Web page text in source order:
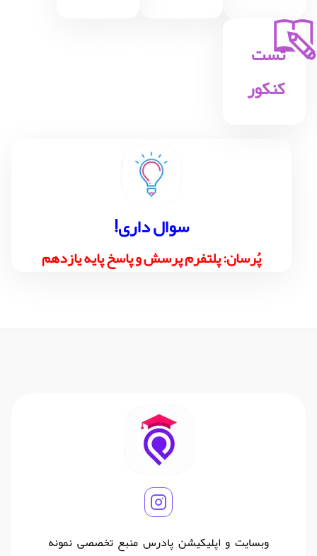
تست
کنکور
!سوال داری
پُرسان: پلتفرم پرسش و پاسخ پایه یازدهم
وبسایت و اپلیکیشن پادرس منبع تخصصی نمونه